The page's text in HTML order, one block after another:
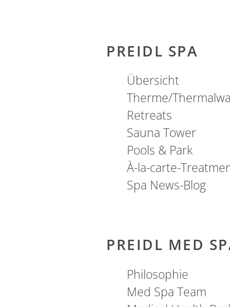
PREIDL SPA
Übersicht
Therme/
Retreats
Sauna Tower
Pools & Park
À-la-carte-
Spa News-Blog
PREIDL MED
Philosophie
Med Spa Team